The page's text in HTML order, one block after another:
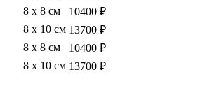
8 х 8 см
10400 ₽
8 х 10 см 13700 ₽
8 х 8 см
10400 ₽
8 х 10 см 13700 ₽